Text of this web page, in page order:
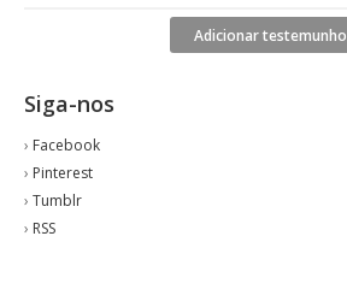
Adicionar testemunho
Siga-nos
› Facebook
› Pinterest
› Tumblr
› RSS